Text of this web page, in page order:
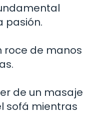
pasión.
roce de manos
de un masaje
sofá mientras